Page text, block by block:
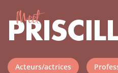
Meet
Acteurs/actrices